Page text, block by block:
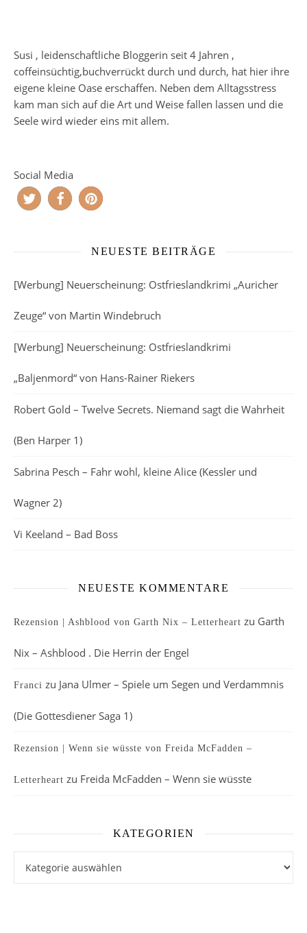
Susi , leidenschaftliche Bloggerin seit 4 Jahren ,
coffeinsüchtig,buchverrückt durch und durch, hat hier ihre
eigene kleine Oase erschaffen. Neben dem Alltagsstress
kam man sich auf die Art und Weise fallen lassen und die
Seele wird wieder eins mit allem.
Social Media
NEUESTE BEITRÄGE
[Werbung] Neuerscheinung: Ostfrieslandkrimi „Auricher
Zeuge“ von Martin Windebruch
[Werbung] Neuerscheinung: Ostfrieslandkrimi
„Baljenmord“ von Hans-Rainer Riekers
Robert Gold – Twelve Secrets. Niemand sagt die Wahrheit
(Ben Harper 1)
Sabrina Pesch – Fahr wohl, kleine Alice (Kessler und
Wagner 2)
Vi Keeland – Bad Boss
NEUESTE KOMMENTARE
Rezension | Ashblood von Garth Nix – Letterheart zu Garth
Nix – Ashblood . Die Herrin der Engel
Franci zu Jana Ulmer – Spiele um Segen und Verdammnis
(Die Gottesdiener Saga 1)
Rezension | Wenn sie wüsste von Freida McFadden –
Letterheart zu Freida McFadden – Wenn sie wüsste
KATEGORIEN